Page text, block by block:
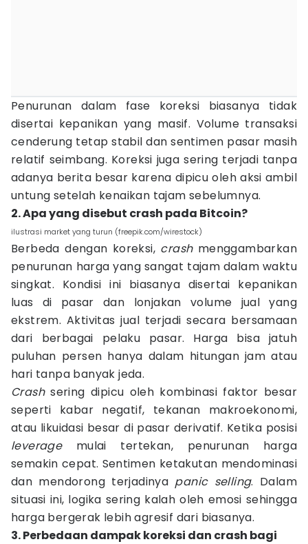
Penurunan dalam fase koreksi biasanya tidak
disertai kepanikan yang masif. Volume transaksi
cenderung tetap stabil dan sentimen pasar masih
relatif seimbang. Koreksi juga sering terjadi tanpa
adanya berita besar karena dipicu oleh aksi ambil
untung setelah kenaikan tajam sebelumnya.
2. Apa yang disebut crash pada Bitcoin?
ilustrasi market yang turun (freepik.com/wirestock)
Berbeda dengan koreksi, crashmenggambarkan
penurunan harga yang sangat tajam dalam waktu
singkat. Kondisi ini biasanya disertai kepanikan
luas di pasar dan lonjakan volume jual yang
ekstrem. Aktivitas jual terjadi secara bersamaan
dari berbagai pelaku pasar. Harga bisa jatuh
puluhan persen hanya dalam hitungan jam atau
hari tanpa banyak jeda.
Crashsering dipicu oleh kombinasi faktor besar
seperti kabar negatif, tekanan makroekonomi,
atau likuidasi besar di pasar derivatif. Ketika posisi
leveragemulai tertekan, penurunan harga
semakin cepat. Sentimen ketakutan mendominasi
dan mendorong terjadinya panic selling. Dalam
situasi ini, logika sering kalah oleh emosi sehingga
harga bergerak lebih agresif dari biasanya.
3. Perbedaan dampak koreksi dan crash bagi